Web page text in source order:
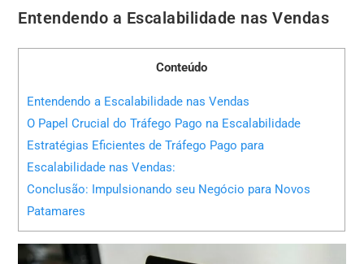
Entendendo a Escalabilidade nas Vendas
Conteúdo
Entendendo a Escalabilidade nas Vendas
O Papel Crucial do Tráfego Pago na Escalabilidade
Estratégias Eficientes de Tráfego Pago para
Escalabilidade nas Vendas:
Conclusão: Impulsionando seu Negócio para Novos
Patamares